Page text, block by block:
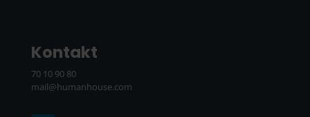
Kontakt
70 10 90 80
mail@humanhouse.com